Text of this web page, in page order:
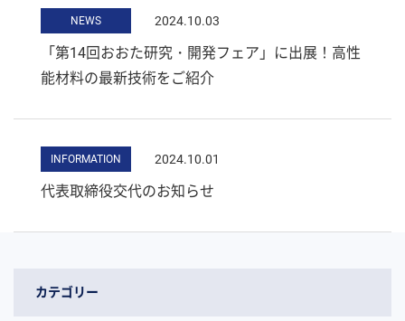
NEWS 2024.10.03
「第14回おおた研究・開発フェア」に出展！高性
能材料の最新技術をご紹介
INFORMATION 2024.10.01
代表取締役交代のお知らせ
カテゴリー